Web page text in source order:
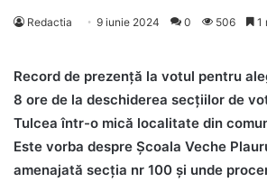
Redactia 9 iunie 2024 0 506 1
Record de prezență la votul pentru
8 ore de la deschiderea secțiilor de
Tulcea într-o mică localitate din
Este vorba despre Școala Veche
amenajată secția nr 100 și unde